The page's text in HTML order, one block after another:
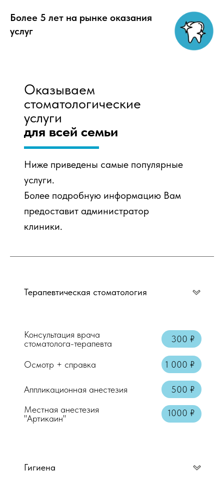
Более 5 лет на рынке оказания
услуг
Оказываем
стоматологические
услуги
для всей семьи
create your own
block from scratch
Ниже приведены самые популярные
услуги.
Более подробную информацию Вам
предоставит администратор
клиники.
Терапевтическая стоматология
300 ₽
Консультация врача
стоматолога-терапевта
1000 ₽
Местная анестезия
"Артикаин"
500 ₽
Аппликационная анестезия
1 000 ₽
Осмотр + справка
Гигиена